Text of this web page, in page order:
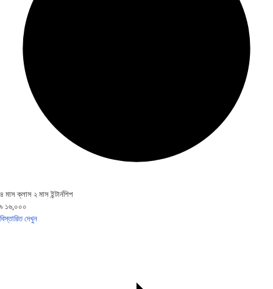
৪ মাস ক্লাস ২ মাস ইন্টার্নশিপ
৳ ১৬,০০০
বিস্তারিত দেখুন